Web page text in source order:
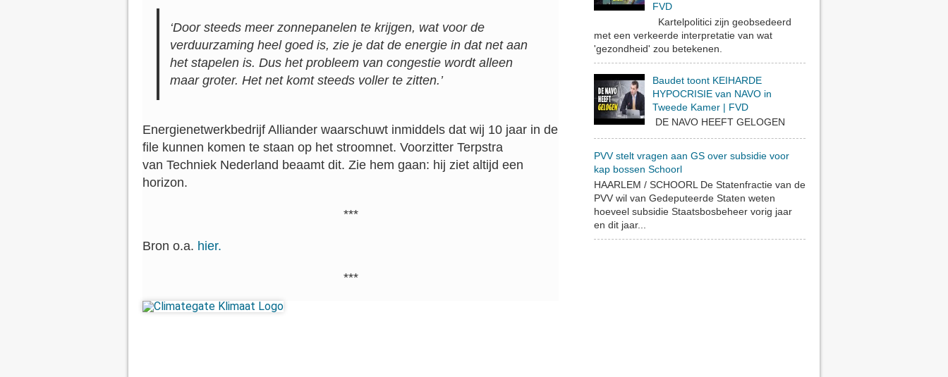
‘Door steeds meer zonnepanelen te krijgen, wat voor de
verduurzaming heel goed is, zie je dat de energie in dat net aan
het stapelen is. Dus het probleem van congestie wordt alleen
maar groter. Het net komt steeds voller te zitten.’
Energienetwerkbedrijf Alliander waarschuwt inmiddels dat wij 10 jaar in de
file kunnen komen te staan op het stroomnet. Voorzitter Terpstra
van Techniek Nederland beaamt dit. Zie hem gaan: hij ziet altijd een
horizon.
***
Bron o.a. hier.
***
FVD
Kartelpolitici zijn geobsedeerd
met een verkeerde interpretatie van wat
'gezondheid' zou betekenen.
Baudet toont KEIHARDE
HYPOCRISIE van NAVO in
Tweede Kamer | FVD
DE NAVO HEEFT GELOGEN
PVV stelt vragen aan GS over subsidie voor
kap bossen Schoorl
HAARLEM / SCHOORL De Statenfractie van de
PVV wil van Gedeputeerde Staten weten
hoeveel subsidie Staatsbosbeheer vorig jaar
en dit jaar...